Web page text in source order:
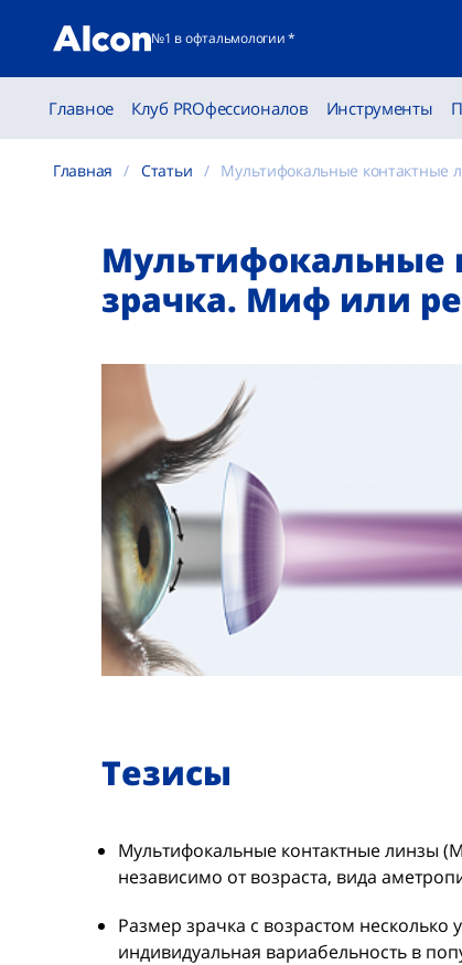
№1 в офтальмологии *
Главное Клуб PROфессионалов Инструменты
Главная Статьи Мультифокальные контактные
Мультифокальные
зрачка. Миф или
Тезисы
Мультифокальные контактные линзы
независимо от возраста, вида
Размер зрачка с возрастом
индивидуальная вариабельность в